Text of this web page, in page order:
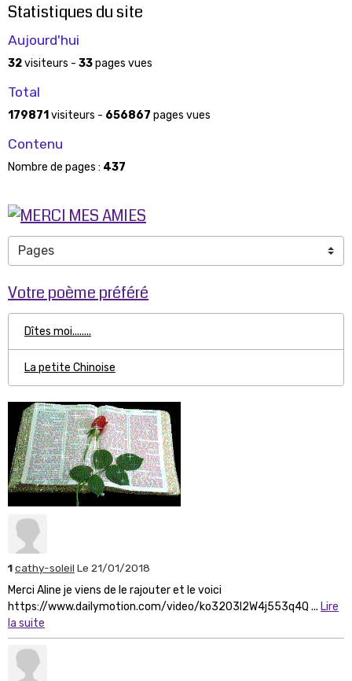
Statistiques du site
Aujourd'hui
32visiteurs - 33pages vues
Total
179871 visiteurs - 656867 pages vues
Contenu
Nombre de pages : 437
Votre poème préféré
Dîtes moi........
La petite Chinoise
1cathy-soleil Le 21/01/2018
Merci Aline je viens de le rajouter et le voici
https://www.dailymotion.com/video/ko3203l2W4j553q4Q ... Lire
la suite